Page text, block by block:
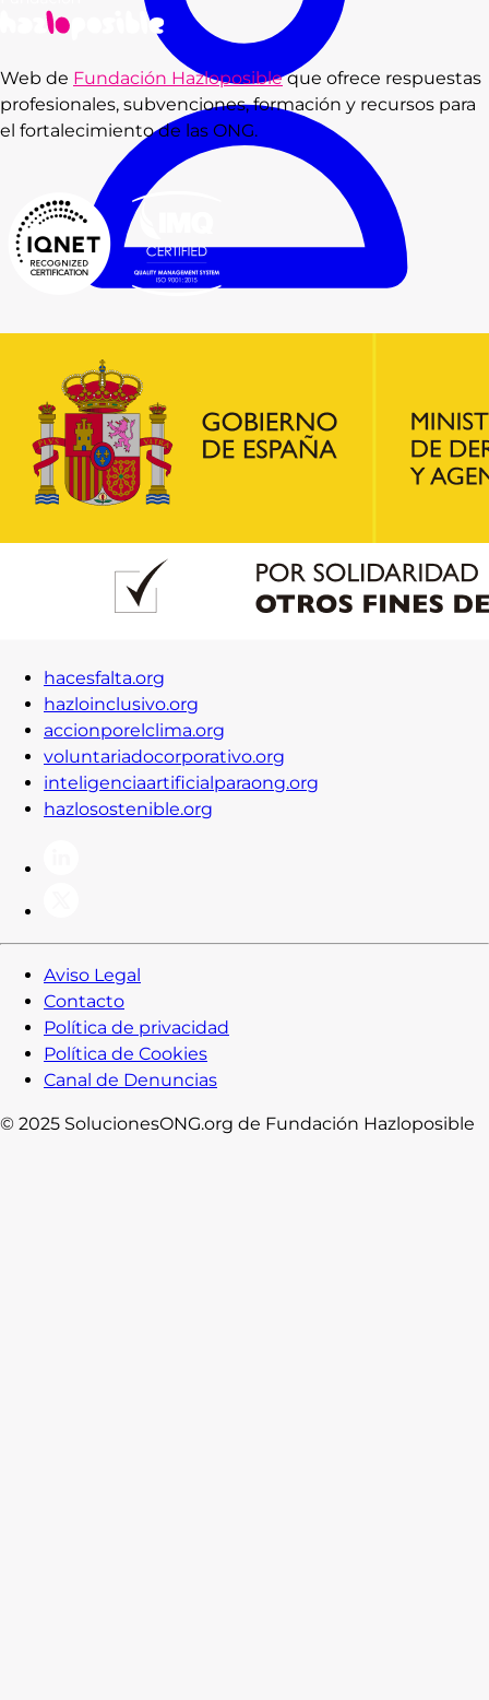
Consultas
Subvenciones
Recursos
Formación
Blog
Contacto
Iniciar Sesión
Web de Fundación Hazloposible que ofrece respuestas
profesionales, subvenciones, formación y recursos para
el fortalecimiento de las ONG.
hacesfalta.org
hazloinclusivo.org
accionporelclima.org
voluntariadocorporativo.org
inteligenciaartificialparaong.org
hazlosostenible.org
Aviso Legal
Contacto
Política de privacidad
Política de Cookies
Canal de Denuncias
© 2025 SolucionesONG.org de Fundación Hazloposible